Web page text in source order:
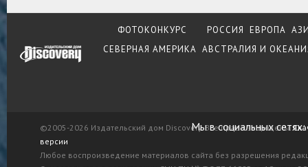
ФОТОКОНКУРС РОССИЯ ЕВРОПА
СЕВЕРНАЯ АМЕРИКА АВСТРАЛИЯ И
©2005-2026 Издательский дом Discovery. Все права защищены.
версии
Любое воспроизведение материалов сайта без разрешения
Мы в социальных сетях: